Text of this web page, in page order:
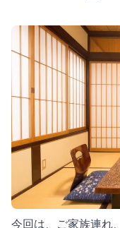
今回は、ご家族連れ